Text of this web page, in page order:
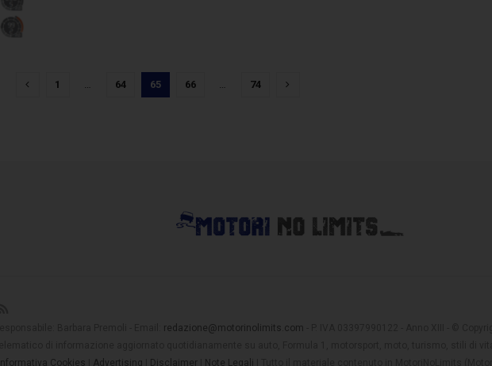
1 64 65 66 74
redazione@motorinolimits.com
Informativa Cookies Advertising Disclaimer Note Legali